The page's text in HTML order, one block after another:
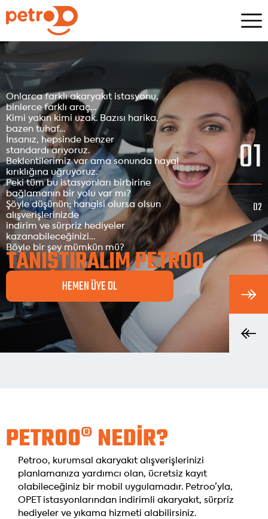
01
02
03
Onlarca farklı akaryakıt istasyonu,
binlerce farklı araç…
Kimi yakın kimi uzak. Bazısı harika,
bazen tuhaf…
İnsanız, hepsinde benzer
standardı arıyoruz.
Beklentilerimiz var ama sonunda hayal
kırıklığına uğruyoruz.
Peki tüm bu istasyonları birbirine
bağlamanın bir yolu var mı?
Şöyle düşünün; hangisi olursa olsun
alışverişlerinizde
indirim ve sürpriz hediyeler
kazanabileceğinizi…
Böyle bir şey mümkün mü?
TANIŞTIRALIM PETROO
HEMEN ÜYE OL
PETROO® NEDİR?
Petroo, kurumsal akaryakıt alışverişlerinizi
planlamanıza yardımcı olan, ücretsiz kayıt
olabileceğiniz bir mobil uygulamadır. Petroo’yla,
OPET istasyonlarından indirimli akaryakıt, sürpriz
hediyeler ve yıkama hizmeti alabilirsiniz.